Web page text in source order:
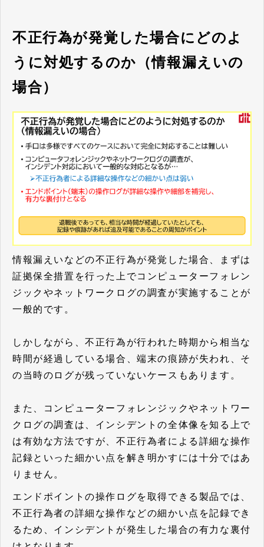
不正行為が発覚した場合にどのよ
うに対処するのか（情報漏えいの
場合）
情報漏えいなどの不正行為が発覚した場合、まずは
証拠保全措置を行った上でコンピューターフォレン
ジックやネットワークログの調査が実施することが
一般的です。
しかしながら、不正行為が行われた時期から相当な
時間が経過している場合、端末の痕跡が失われ、そ
の当時のログが残っていないケースもあります。
また、コンピューターフォレンジックやネットワー
クログの調査は、インシデントの全体像を知る上で
は有効な方法ですが、不正行為者による詳細な操作
記録といった細かい点を解き明かすには十分ではあ
りません。
エンドポイントの操作ログを取得できる製品では、
不正行為者の詳細な操作などの細かい点を記録でき
るため、インシデントが発生した場合の有力な裏付